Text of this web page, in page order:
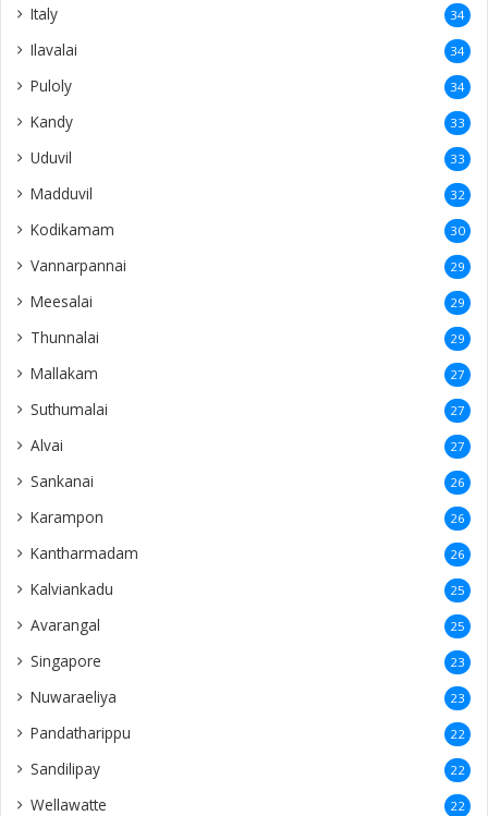
Italy 34
Ilavalai 34
Puloly 34
Kandy 33
Uduvil 33
Madduvil 32
Kodikamam 30
Vannarpannai 29
Meesalai 29
Thunnalai 29
Mallakam 27
Suthumalai 27
Alvai 27
Sankanai 26
Karampon 26
Kantharmadam 26
Kalviankadu 25
Avarangal 25
Singapore 23
Nuwaraeliya 23
Pandatharippu 22
Sandilipay 22
Wellawatte 22